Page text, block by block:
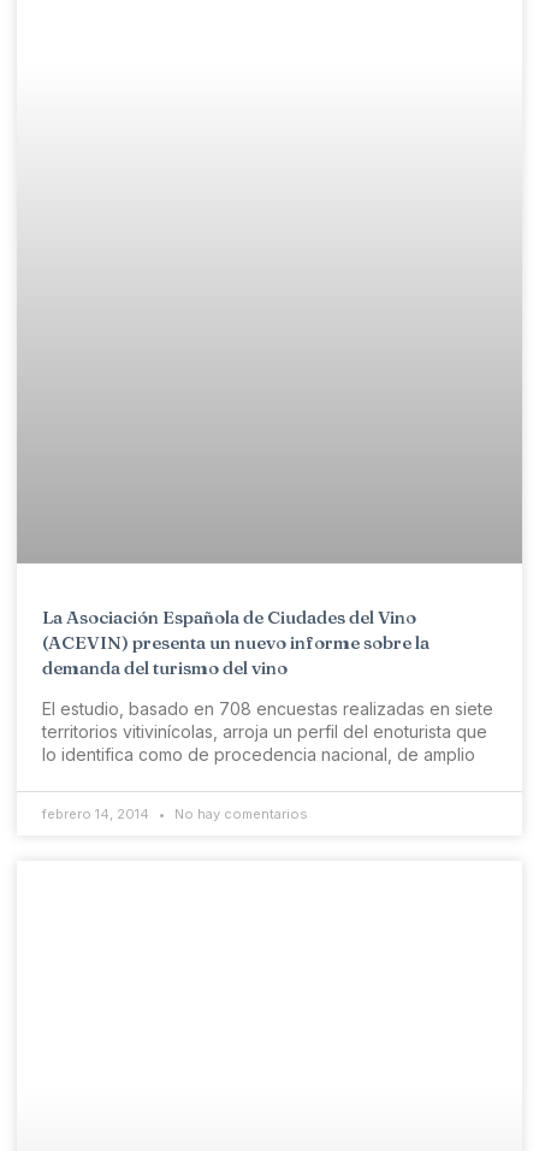
La Asociación Española de Ciudades del Vino
(ACEVIN) presenta un nuevo informe sobre la
demanda del turismo del vino
El estudio, basado en 708 encuestas realizadas en siete
territorios vitivinícolas, arroja un perfil del enoturista que
lo identifica como de procedencia nacional, de amplio
febrero 14, 2014 No hay comentarios